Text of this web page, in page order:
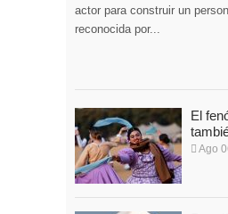
actor para construir un
reconocida por...
El
Ago